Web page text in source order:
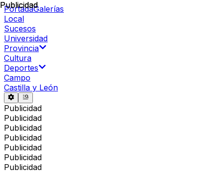
PortadaGalerías
Local
Sucesos
Universidad
Provincia
Cultura
Deportes
Campo
Castilla y León
Publicidad
Publicidad
Publicidad
Publicidad
Publicidad
Publicidad
Publicidad
Publicidad
Publicidad